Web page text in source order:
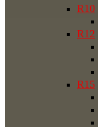
R10
R12
R15